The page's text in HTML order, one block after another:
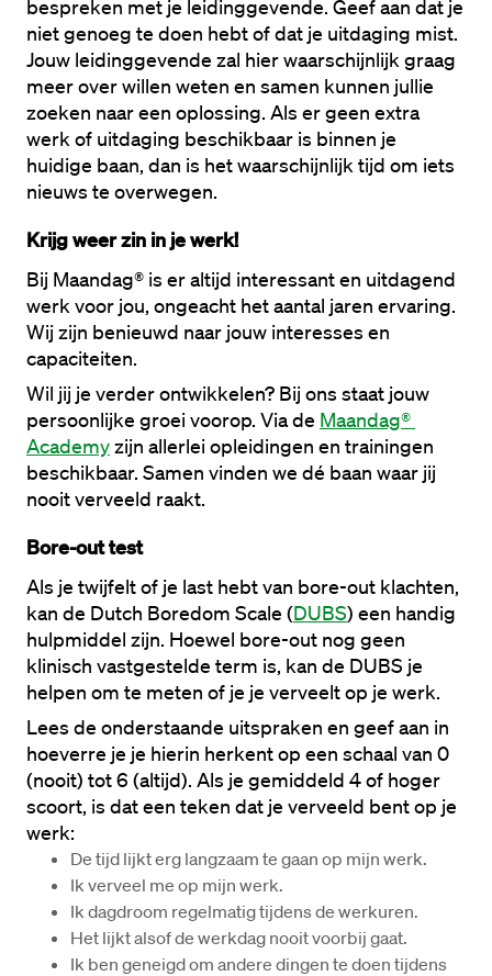
bespreken met je leidinggevende. Geef aan dat je
niet genoeg te doen hebt of dat je uitdaging mist.
Jouw leidinggevende zal hier waarschijnlijk graag
meer over willen weten en samen kunnen jullie
zoeken naar een oplossing. Als er geen extra
werk of uitdaging beschikbaar is binnen je
huidige baan, dan is het waarschijnlijk tijd om iets
nieuws te overwegen.
Krijg weer zin in je werk!
Bij Maandag® is er altijd interessant en uitdagend
werk voor jou, ongeacht het aantal jaren ervaring.
Wij zijn benieuwd naar jouw interesses en
capaciteiten.
Wil jij je verder ontwikkelen? Bij ons staat jouw
persoonlijke groei voorop. Via de Maandag®
Academy zijn allerlei opleidingen en trainingen
beschikbaar. Samen vinden we dé baan waar jij
nooit verveeld raakt.
Bore-out test
Als je twijfelt of je last hebt van bore-out klachten,
kan de Dutch Boredom Scale (DUBS) een handig
hulpmiddel zijn. Hoewel bore-out nog geen
klinisch vastgestelde term is, kan de DUBS je
helpen om te meten of je je verveelt op je werk.
Lees de onderstaande uitspraken en geef aan in
hoeverre je je hierin herkent op een schaal van 0
(nooit) tot 6 (altijd). Als je gemiddeld 4 of hoger
scoort, is dat een teken dat je verveeld bent op je
werk:
De tijd lijkt erg langzaam te gaan op mijn werk.
Ik verveel me op mijn werk.
Ik dagdroom regelmatig tijdens de werkuren.
Het lijkt alsof de werkdag nooit voorbij gaat.
Ik ben geneigd om andere dingen te doen tijdens